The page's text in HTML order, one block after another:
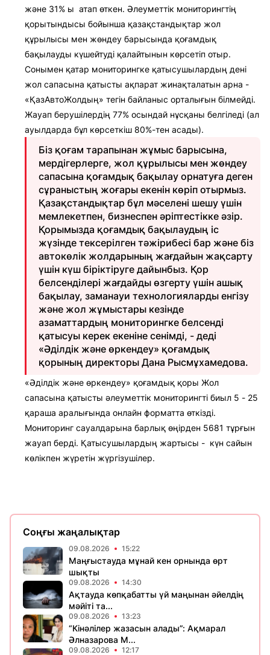
және 31% ы атап өткен. Әлеуметтік мониторингтің
қорытындысы бойынша қазақстандықтар жол
құрылысы мен жөндеу барысында қоғамдық
бақылауды күшейтуді қалайтынын көрсетіп отыр.
Сонымен қатар мониторингке қатысушылардың дені
жол сапасына қатысты ақпарат жинақталатын арна -
«ҚазАвтоЖолдың» тегін байланыс орталығын білмейді.
Жауап берушілердің 77% осындай нұсқаны белгіледі (ал
ауылдарда бұл көрсеткіш 80%-тен асады).
Біз қоғам тарапынан жұмыс барысына,
мердігерлерге, жол құрылысы мен жөндеу
сапасына қоғамдық бақылау орнатуға деген
сұраныстың жоғары екенін көріп отырмыз.
Қазақстандықтар бұл мәселені шешу үшін
мемлекетпен, бизнеспен әріптестікке әзір.
Қорымызда қоғамдық бақылаудың іс
жүзінде тексерілген тәжірибесі бар және біз
автокөлік жолдарының жағдайын жақсарту
үшін күш біріктіруге дайынбыз. Қор
белсенділері жағдайды өзгерту үшін ашық
бақылау, заманауи технологияларды енгізу
және жол жұмыстары кезінде
азаматтардың мониторингке белсенді
қатысуы керек екеніне сенімді, - деді
«Әділдік және өркендеу» қоғамдық
қорының директоры Дана Рысмұхамедова.
«Әділдік және өркендеу» қоғамдық қоры Жол
сапасына қатысты әлеуметтік мониторингті биыл 5 - 25
қараша аралығында онлайн форматта өткізді.
Мониторинг сауалдарына барлық өңірден 5681 тұрғын
жауап берді. Қатысушылардың жартысы - күн сайын
көлікпен жүретін жүргізушілер.
Соңғы жаңалықтар
09.08.2026 15:22
Маңғыстауда мұнай кен орнында өрт
шықты
09.08.2026 14:30
Ақтауда көпқабатты үй маңынан әйелдің
мәйіті та...
09.08.2026 13:23
“Кінәлілер жазасын алады”: Ақмарал
Әлназарова М...
09.08.2026 12:17